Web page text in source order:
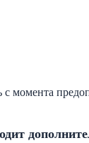
с момента